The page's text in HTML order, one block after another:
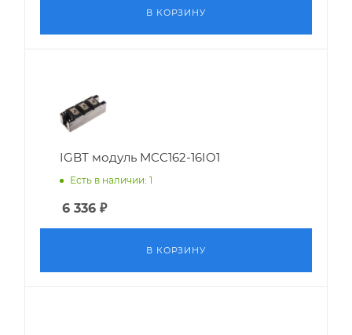
В КОРЗИНУ
IGBT модуль MCC162-16IO1
Есть в наличии: 1
6 336 ₽
В КОРЗИНУ